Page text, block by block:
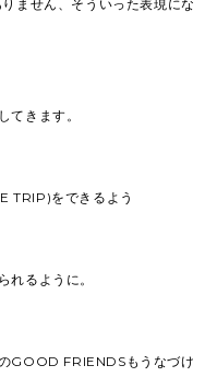
ません、そういった表現にな
てきます。
TRIP)をできるよう
れるように。
GOOD FRIENDSもうなづけ